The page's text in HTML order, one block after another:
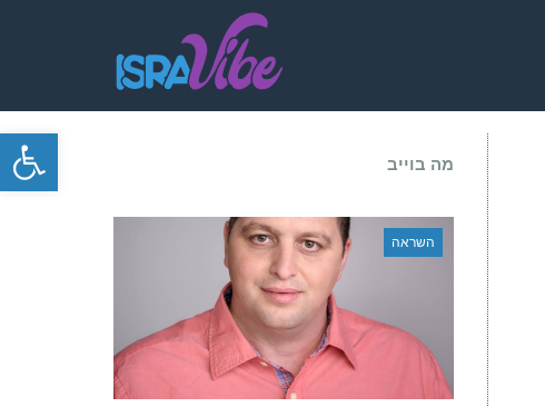
מה בוייב
השראה
פתח